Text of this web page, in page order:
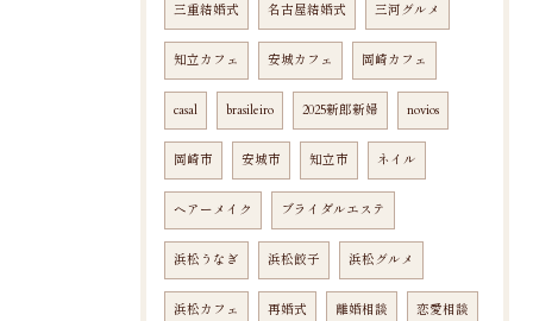
三重結婚式 名古屋結婚式 三河グルメ
知立カフェ 安城カフェ 岡崎カフェ
casal brasileiro 2025新郎新婦 novios
岡崎市 安城市 知立市 ネイル
ヘアーメイク ブライダルエステ
浜松うなぎ 浜松餃子 浜松グルメ
浜松カフェ 再婚式 離婚相談 恋愛相談